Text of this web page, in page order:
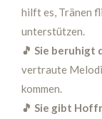
hilft es, Tränen
unterstützen.
🎵 Sie beruhigt
vertraute
kommen.
🎵 Sie gibt